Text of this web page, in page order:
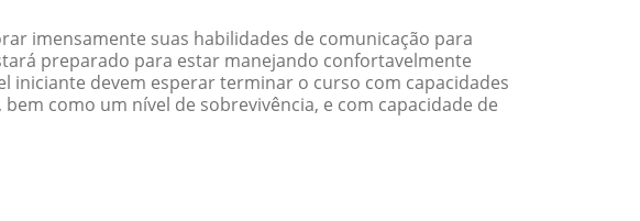
imensamente suas habilidades de comunicação para
preparado para estar manejando confortavelmente
iniciante devem esperar terminar o curso com capacidades
como um nível de sobrevivência, e com capacidade de